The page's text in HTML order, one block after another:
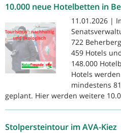
10.000 neue Hotelbetten in
11.01.2026 |
722
459 Hotels
148.000
Hotels
mindestens
geplant. Hier werden weitere
Stolpersteintour im AVA-Kiez